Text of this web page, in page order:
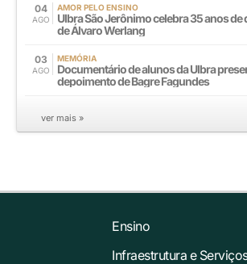
04
AGO
AMOR PELO ENSINO
Ulbra São Jerônimo celebra 35 anos de
de Álvaro Werlang
03
AGO
MEMÓRIA
Documentário de alunos da Ulbra
depoimento de Bagre Fagundes
ver mais »
Ensino
Infraestrutura e